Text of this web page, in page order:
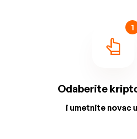
1
Odaberite
i umetnite novac